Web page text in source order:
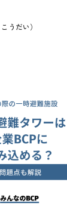
うだい）